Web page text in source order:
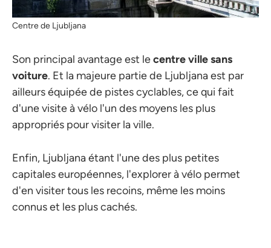
Centre de Ljubljana
Son principal avantage est lecentre ville sans
voiture. Et la majeure partie de Ljubljana est par
ailleurs équipée de pistes cyclables, ce qui fait
d'une visite à vélo l'un des moyens les plus
appropriés pour visiter la ville.
Enfin, Ljubljana étant l'une des plus petites
capitales européennes, l'explorer à vélo permet
d'en visiter tous les recoins, même les moins
connus et les plus cachés.